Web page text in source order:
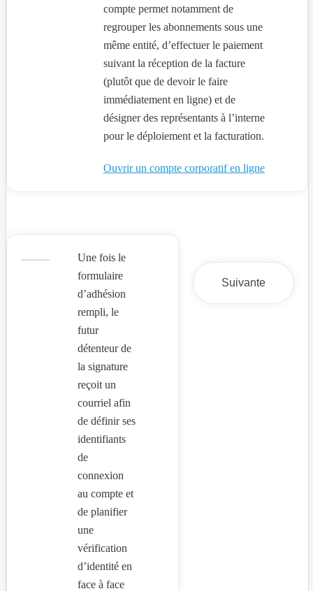
compte permet notamment de
regrouper les abonnements sous une
même entité, d’effectuer le paiement
suivant la réception de la facture
(plutôt que de devoir le faire
immédiatement en ligne) et de
désigner des représentants à l’interne
pour le déploiement et la facturation.
Ouvrir un compte corporatif en ligne
Suivante
Une fois le
formulaire
d’adhésion
rempli, le
futur
détenteur de
la signature
reçoit un
courriel afin
de définir ses
identifiants
de
connexion
au compte et
de planifier
une
vérification
d’identité en
face à face